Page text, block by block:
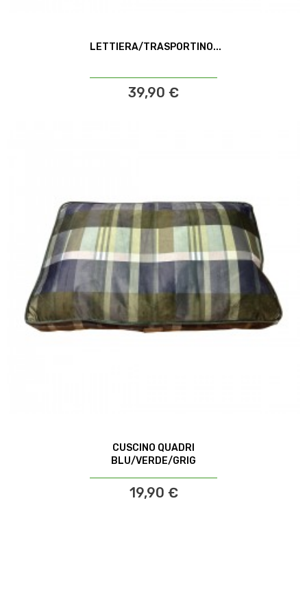
LETTIERA/TRASPORTINO...
39,90 €
CUSCINO QUADRI
BLU/VERDE/GRIG
19,90 €